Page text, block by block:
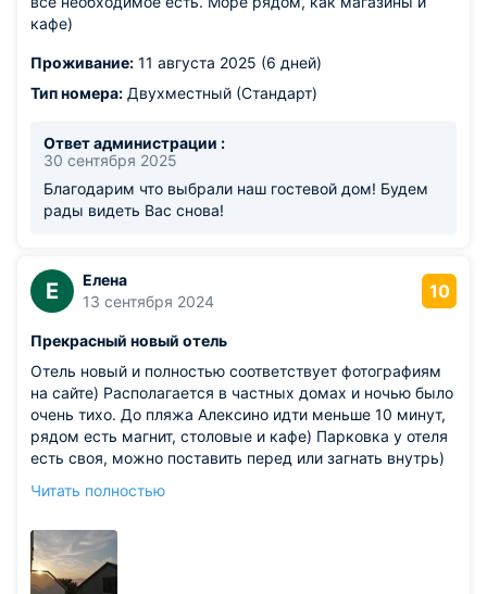
кафе)
Проживание: 11 августа 2025 (6 дней)
Тип номера: Двухместный (Стандарт)
Ответ администрации :
30 сентября 2025
Благодарим что выбрали наш гостевой дом! Будем
рады видеть Вас снова!
Е
Елена
13 сентября 2024
10
Прекрасный новый отель
Отель новый и полностью соответствует фотографиям
на сайте) Располагается в частных домах и ночью было
очень тихо. До пляжа Алексино идти меньше 10 минут,
рядом есть магнит, столовые и кафе) Парковка у отеля
есть своя, можно поставить перед или загнать внутрь)
Новороссийска легко было добраться. Жили на третьем
понравилось!
Читать полностью